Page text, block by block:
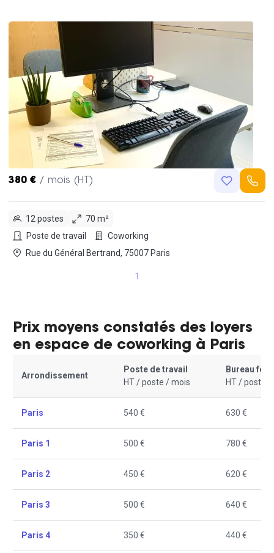
380 € / mois (HT)
12 postes
70 m²
Poste de travail
Coworking
Rue du Général Bertrand, 75007 Paris
1
Prix moyens constatés des loyers
en espace de coworking à Paris
Arrondissement
Poste de travail
HT / poste / mois
Bureau
HT / poste /
Paris 540 € 630 €
Paris 1 500 € 780 €
Paris 2 450 € 620 €
Paris 3 500 € 640 €
Paris 4 350 € 440 €